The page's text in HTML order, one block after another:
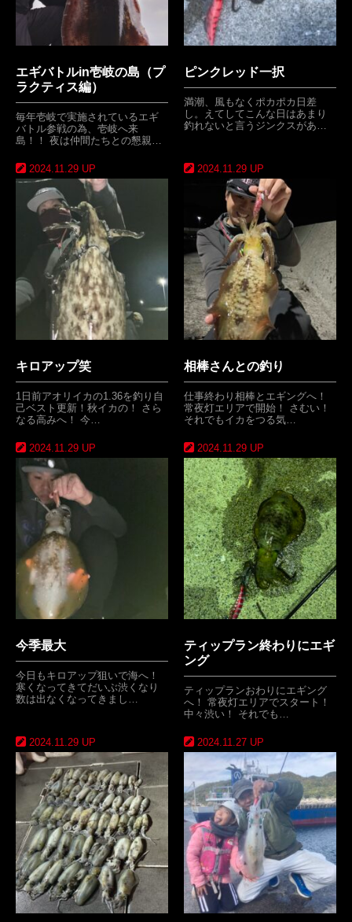
エギバトルin壱岐の島（プ
ラクティス編）
毎年壱岐で実施されているエギ
バトル参戦の為、壱岐へ来
島！！ 夜は仲間たちとの懇親…
ピンクレッド一択
満潮、風もなくポカポカ日差
し。えてしてこんな日はあまり
釣れないと言うジンクスがあ…
2024.11.29 UP
キロアップ笑
1日前アオリイカの1.36を釣り自
己ベスト更新！秋イカの！ さら
なる高みへ！ 今…
2024.11.29 UP
相棒さんとの釣り
仕事終わり相棒とエギングへ！
常夜灯エリアで開始！ さむい！
それでもイカをつる気…
2024.11.29 UP
今季最大
今日もキロアップ狙いで海へ！
寒くなってきてだいぶ渋くなり
数は出なくなってきまし…
2024.11.29 UP
ティップラン終わりにエギ
ング
ティップランおわりにエギング
へ！ 常夜灯エリアでスタート！
中々渋い！ それでも…
2024.11.29 UP 2024.11.27 UP